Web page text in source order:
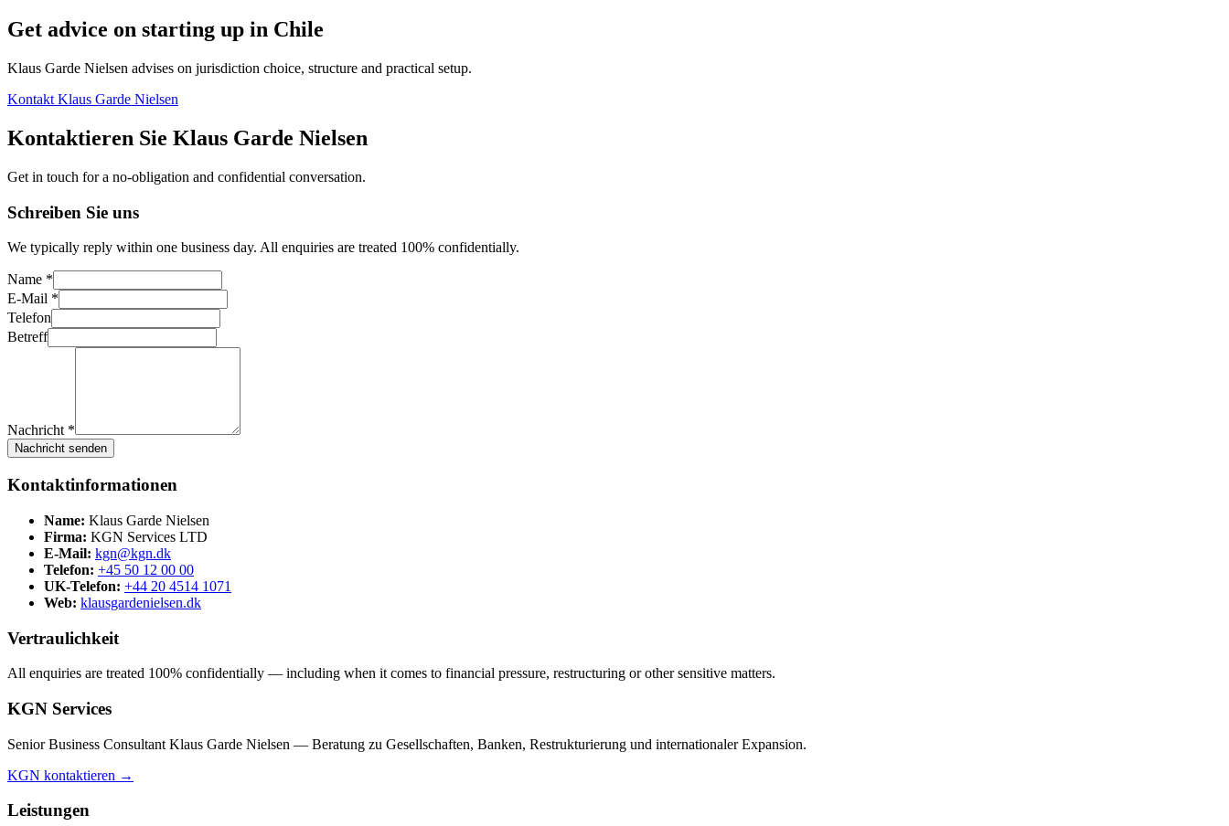
Get advice on starting up in Chile
Klaus Garde Nielsen advises on jurisdiction choice, structure and practical setup.
Kontakt Klaus Garde Nielsen
Kontaktieren Sie Klaus Garde Nielsen
Get in touch for a no-obligation and confidential conversation.
Schreiben Sie uns
We typically reply within one business day. All enquiries are treated 100% confidentially.
Name *
E-Mail *
Telefon
Betreff
Nachricht *
Nachricht senden
Kontaktinformationen
Name: Klaus Garde Nielsen
Firma: KGN Services LTD
E-Mail: kgn@kgn.dk
Telefon: +45 50 12 00 00
UK-Telefon: +44 20 4514 1071
Web: klausgardenielsen.dk
Vertraulichkeit
All enquiries are treated 100% confidentially — including when it comes to financial pressure, restructuring or other sensitive matters.
KGN Services
Senior Business Consultant Klaus Garde Nielsen — Beratung zu Gesellschaften, Banken, Restrukturierung und internationaler Expansion.
KGN kontaktieren →
Leistungen